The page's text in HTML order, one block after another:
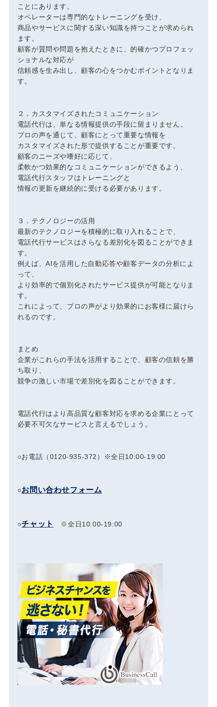
ことにあります。
オペレーターは専門的なトレーニングを受け、
商品やサービスに関する深い知識を持つことが求められ
ます。
顧客が質問や問題を抱えたときに、的確かつプロフェッ
ショナルな対応が
信頼感を生み出し、顧客の心をつかむポイントとなりま
す。
２．カスタマイズされたコミュニケーション
電話代行は、単なる情報提供の手段に留まりません。
プロの声を通じて、顧客にとって重要な情報を
カスタマイズされた形で提供することが重要です。
顧客のニーズや嗜好に応じて、
柔軟かつ効果的なコミュニケーションができるよう、
電話代行スタッフはトレーニングと
情報の更新を継続的に受ける必要があります。
３．テクノロジーの活用
最新のテクノロジーを積極的に取り入れることで、
電話代行サービスはさらなる差別化を図ることができま
す。
例えば、AIを活用した自動応答や顧客データの分析によ
って、
より効率的で個別化されたサービス提供が可能となりま
す。
これによって、プロの声がより効果的にお客様に届けら
れるのです。
まとめ
企業がこれらの手法を活用することで、顧客の信頼を勝
ち取り、
競争の激しい市場で差別化を図ることができます。
電話代行はより高品質な顧客対応を求める企業にとって
必要不可欠なサービスと言えるでしょう。
○お電話（0120-935-372）※全日10:00-19:00
○お問い合わせフォーム
○チャット ※全日10:00-19:00